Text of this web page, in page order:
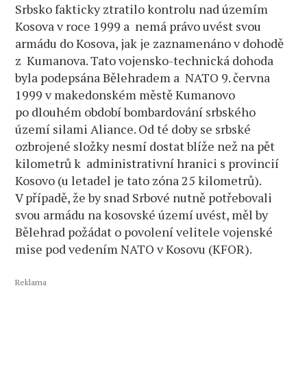
Srbsko fakticky ztratilo kontrolu nad územím
Kosova v roce 1999 a nemá právo uvést svou
armádu do Kosova, jak je zaznamenáno v dohodě
z Kumanova. Tato vojensko-technická dohoda
byla podepsána Bělehradem a NATO 9. června
1999 v makedonském městě Kumanovo
po dlouhém období bombardování srbského
území silami Aliance. Od té doby se srbské
ozbrojené složky nesmí dostat blíže než na pět
kilometrů k administrativní hranici s provincií
Kosovo (u letadel je tato zóna 25 kilometrů).
V případě, že by snad Srbové nutně potřebovali
svou armádu na kosovské území uvést, měl by
Bělehrad požádat o povolení velitele vojenské
mise pod vedením NATO v Kosovu (KFOR).
Reklama